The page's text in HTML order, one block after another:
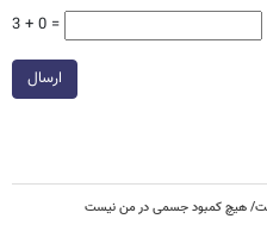
3 + 0 =
ارسال
هیچ کمبود جسمی در من نیست